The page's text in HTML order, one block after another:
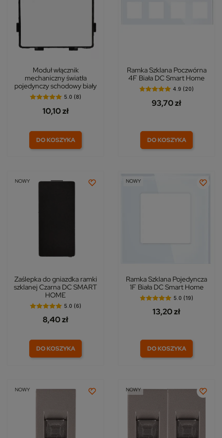
Moduł włącznik
mechaniczny światła
pojedynczy schodowy biały
5.0 (8)
10,10 zł
DO KOSZYKA
Ramka Szklana Poczwórna
4F Biała DC Smart Home
4.9 (20)
93,70 zł
DO KOSZYKA
NOWY
Zaślepka do gniazdka ramki
szklanej Czarna DC SMART
HOME
5.0 (6)
8,40 zł
DO KOSZYKA
NOWY
Ramka Szklana Pojedyncza
1F Biała DC Smart Home
5.0 (19)
13,20 zł
DO KOSZYKA
NOWY NOWY